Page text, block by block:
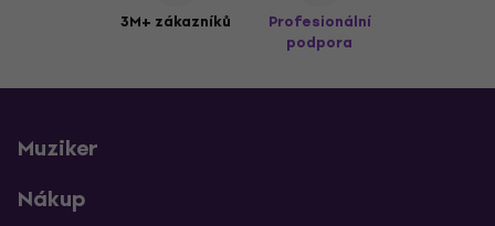
3M+ zákazníků
Profesionální
podpora
Muziker
Nákup